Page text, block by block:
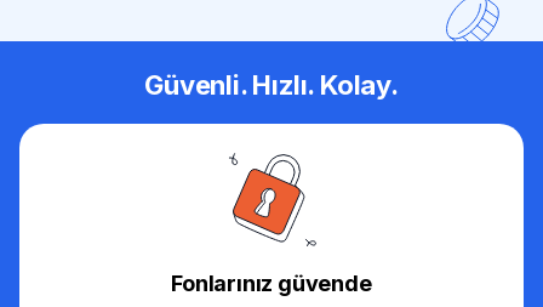
Güvenli. Hızlı. Kolay.
Fonlarınız güvende